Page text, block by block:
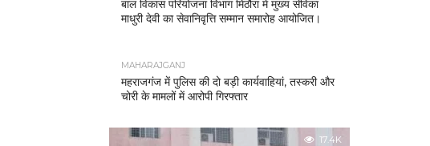
बाल विकास परियोजना विभाग मिठौरा में मुख्य सेविका
माधुरी देवी का सेवानिवृत्ति सम्मान समारोह आयोजित।
MAHARAJGANJ
महराजगंज में पुलिस की दो बड़ी कार्यवाहियां, तस्करी और
चोरी के मामलों में आरोपी गिरफ्तार
17.4K